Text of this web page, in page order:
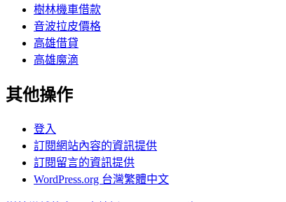
樹林機車借款
音波拉皮價格
高雄借貸
高雄魔滴
其他操作
登入
訂閱網站內容的資訊提供
訂閱留言的資訊提供
WordPress.org 台灣繁體中文